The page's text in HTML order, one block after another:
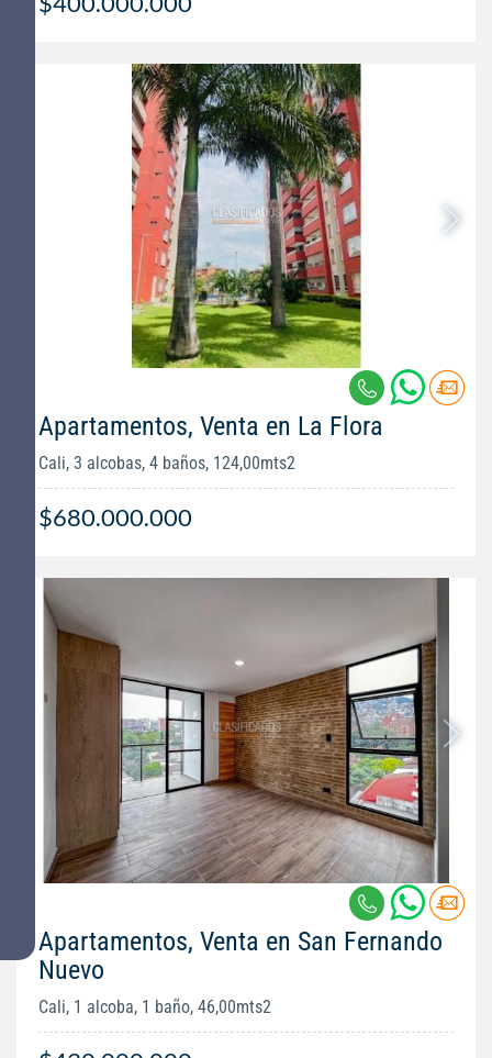
Apartamentos, Venta en La Flora
Cali, 3 alcobas, 4 baños, 124,00mts2
$680.000.000
Apartamentos, Venta en San Fernando
Nuevo
Cali, 1 alcoba, 1 baño, 46,00mts2